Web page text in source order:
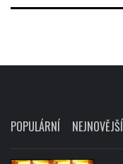
POPULÁRNÍ NEJNOVĚJŠÍ